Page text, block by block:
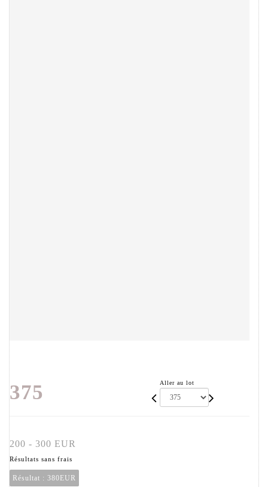
375 Aller au lot
200 - 300 EUR
Résultats sans frais
Résultat : 380EUR